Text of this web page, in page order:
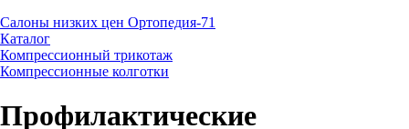
Салоны низких цен Ортопедия-71
Каталог
Компрессионный трикотаж
Компрессионные колготки
Профилактические